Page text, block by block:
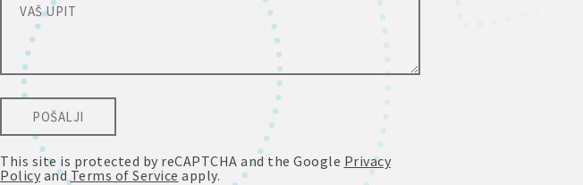
POŠALJI
This site is protected by reCAPTCHA and the Google Privacy
Policy and Terms of Service apply.